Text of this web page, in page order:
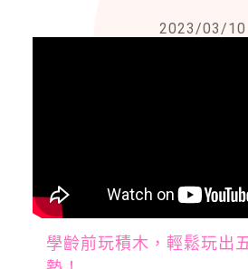
2023/03/10
學齡前玩積木，輕鬆玩出